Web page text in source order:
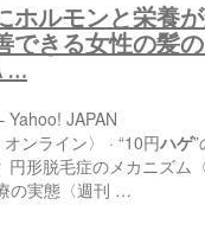
ホルモンと栄養
できる女性の髪
…
Yahoo! JAPAN
オンライン〉 · “10円ハゲ
円形脱毛症のメカニズム
の実態〈週刊 …